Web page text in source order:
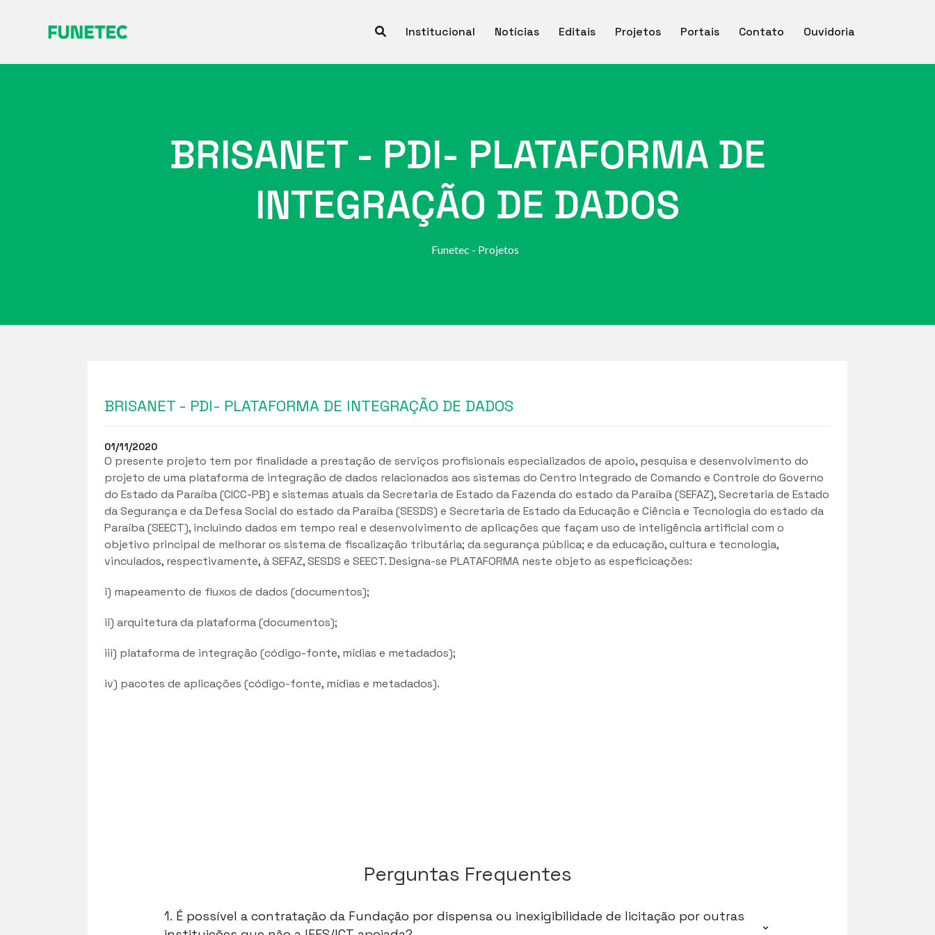
Institucional Notícias Editais Projetos Portais Contato Ouvidoria
BRISANET - PDI- PLATAFORMA DE
INTEGRAÇÃO DE DADOS
Funetec - Projetos
BRISANET - PDI- PLATAFORMA DE INTEGRAÇÃO DE DADOS
01/11/2020
O presente projeto tem por finalidade a prestação de serviços profisionais especializados de apoio, pesquisa e desenvolvimento do
projeto de uma plataforma de integração de dados relacionados aos sistemas do Centro Integrado de Comando e Controle do Governo
do Estado da Paraíba (CICC-PB) e sistemas atuais da Secretaria de Estado da Fazenda do estado da Paraíba (SEFAZ), Secretaria de Estado
da Segurança e da Defesa Social do estado da Paraíba (SESDS) e Secretaria de Estado da Educação e Ciência e Tecnologia do estado da
Paraíba (SEECT), incluindo dados em tempo real e desenvolvimento de aplicações que façam uso de inteligência artificial com o
objetivo principal de melhorar os sistema de fiscalização tributária; da segurança pública; e da educação, cultura e tecnologia,
vinculados, respectivamente, à SEFAZ, SESDS e SEECT. Designa-se PLATAFORMA neste objeto as espeficicações:
i) mapeamento de fluxos de dados (documentos);
ii) arquitetura da plataforma (documentos);
iii) plataforma de integração (código-fonte, mídias e metadados);
iv) pacotes de aplicações (código-fonte, mídias e metadados).
Perguntas Frequentes
1. É possível a contratação da Fundação por dispensa ou inexigibilidade de licitação por outras
⌄